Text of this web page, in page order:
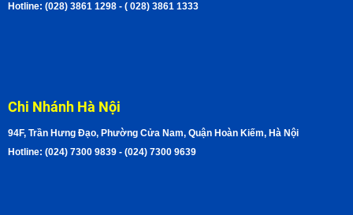
Hotline: (028) 3861 1298 - ( 028) 3861 1333
Chi Nhánh Hà Nội
94F, Trần Hưng Đạo, Phường Cửa Nam, Quận Hoàn Kiếm, Hà Nội
Hotline: (024) 7300 9839 - (024) 7300 9639